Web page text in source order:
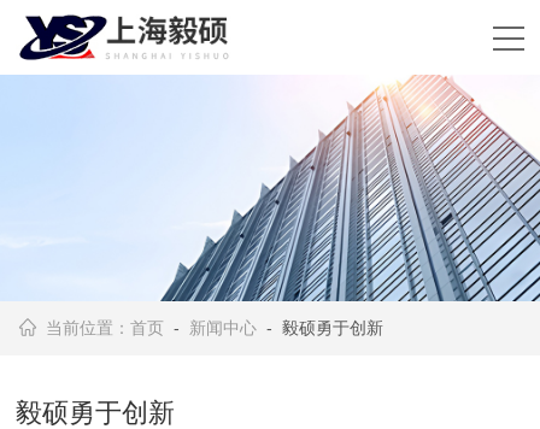
当前位置：首页 - 新闻中心 - 毅硕勇于创新
毅硕勇于创新